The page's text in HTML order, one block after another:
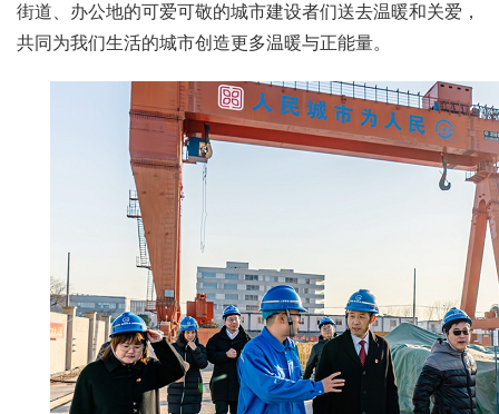
街道、办公地的可爱可敬的城市建设者们送去温暖和关爱，
共同为我们生活的城市创造更多温暖与正能量。